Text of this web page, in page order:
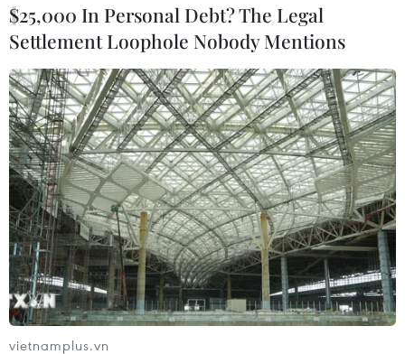
Các tỉnh miền Trung mưa giảm dần, nước
lũ có thể rút chậm
09/12/2016 00:53
Theo dự báo trong hôm nay (9/12) mưa ở miền Trung sẽ
có xu hướng giảm cả về diện và lượng. Sáng nay, mưa
chỉ còn rải rác ở các tỉnh từ Nam Quảng Bình trở vào
đến Khánh Hòa.
$25,000 In Personal Debt? The Legal
Settlement Loophole Nobody Mentions
vietnamplus.vn